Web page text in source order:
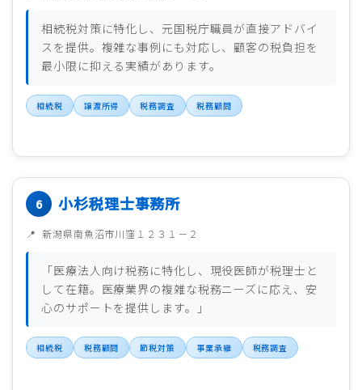
相続税対策に特化し、元国税庁職員が直接アドバイ
スを提供。複雑な事例にも対応し、顧客の税負担を
最小限に抑える実績があります。
相続税 譲渡所得 税務調査 税務顧問
小杉税理士事務所
新潟県南魚沼市川窪１２３１－２
「医療法人向け税務に特化し、現役医師が税理士と
して在籍。医療業界の複雑な税務ニーズに応え、安
心のサポートを提供します。」
相続税 税務顧問 節税対策 事業承継 税務調査